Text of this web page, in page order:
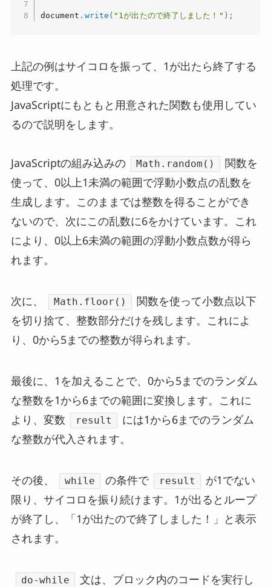
document . write ( "1が出たので終了しました！" ) ;
上記の例はサイコロを振って、1が出たら終了する
処理です。
JavaScriptにもともと用意された関数も使用してい
るので説明をします。
JavaScriptの組み込みの Math.random()
関数を
使って、0以上1未満の範囲で浮動小数点の乱数を
生成します。このままでは整数を得ることができ
ないので、次にこの乱数に6をかけています。これ
により、0以上6未満の範囲の浮動小数点数が得ら
れます。
次に、 Math.floor()
関数を使って小数点以下
を切り捨て、整数部分だけを残します。これによ
り、0から5までの整数が得られます。
最後に、1を加えることで、0から5までのランダム
な整数を1から6までの範囲に変換します。これに
より、変数
result
には1から6までのランダム
な整数が代入されます。
その後、 while の条件で result
が1でない
限り、サイコロを振り続けます。1が出るとループ
が終了し、「1が出たので終了しました！」と表示
されます。
do-while
文は、ブロック内のコードを実行し